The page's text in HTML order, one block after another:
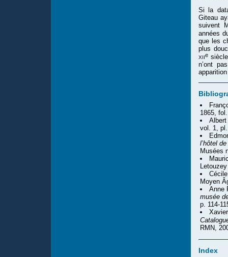
Si la
Giteau
suivent
années
que les
plus
xiie
n’ont
1865,
vol. 1,
l’hôtel
Musées
Moyen
Anne
musée
p. 114-
RMN,
Index